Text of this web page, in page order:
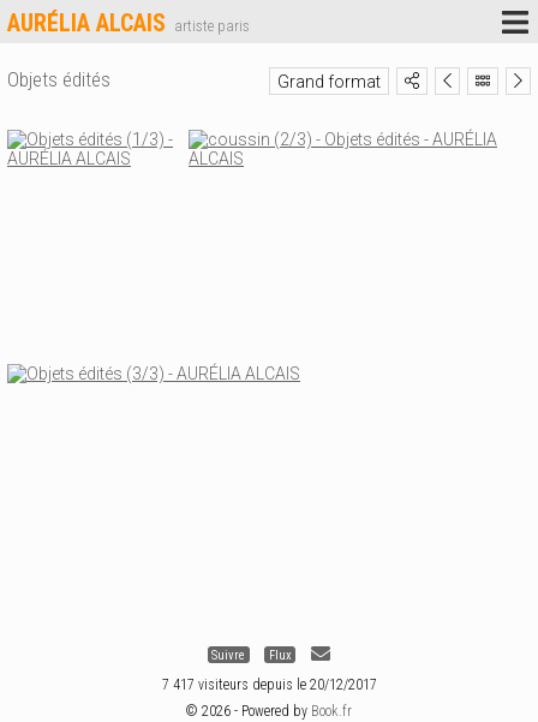
AURÉLIA ALCAIS artiste paris
Grand format
Objets édités
Suivre Flux
7 417 visiteurs depuis le 20/12/2017
© 2026 - Powered by Book.fr